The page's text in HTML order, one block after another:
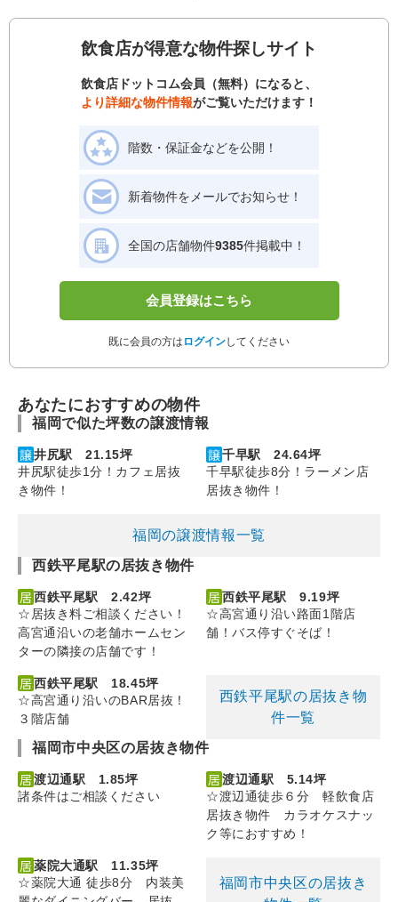
飲食店が得意な物件探しサイト
飲食店ドットコム会員（無料）になると、
より詳細な物件情報がご覧いただけます！
階数・保証金などを公開！
新着物件をメールでお知らせ！
全国の店舗物件9385件掲載中！
会員登録はこちら
既に会員の方は ログインしてください
あなたにおすすめの物件
福岡で似た坪数の譲渡情報
井尻駅 21.15坪
井尻駅徒歩1分！カフェ居抜
き物件！
千早駅 24.64坪
千早駅徒歩8分！ラーメン店
居抜き物件！
福岡の譲渡情報一覧
西鉄平尾駅の居抜き物件
西鉄平尾駅 2.42坪
☆居抜き料ご相談ください！
高宮通沿いの老舗ホームセン
ターの隣接の店舗です！
西鉄平尾駅 9.19坪
☆高宮通り沿い路面1階店
舗！バス停すぐそば！
西鉄平尾駅 18.45坪
☆高宮通り沿いのBAR居抜！
３階店舗
西鉄平尾駅の居抜き物
件一覧
福岡市中央区の居抜き物件
渡辺通駅 1.85坪
諸条件はご相談ください
渡辺通駅 5.14坪
☆渡辺通徒歩６分 軽飲食店
居抜き物件 カラオケスナッ
ク等におすすめ！
薬院大通駅 11.35坪
☆薬院大通 徒歩8分 内装美
福岡市中央区の居抜き